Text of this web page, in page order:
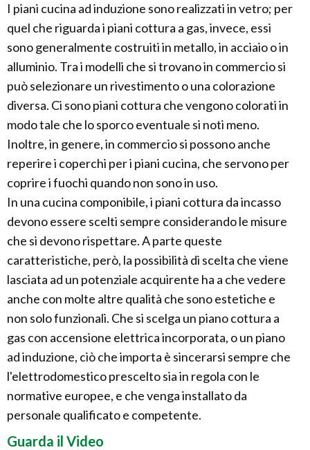
I piani cucina ad induzione sono realizzati in vetro; per
quel che riguarda i piani cottura a gas, invece, essi
sono generalmente costruiti in metallo, in acciaio o in
alluminio. Tra i modelli che si trovano in commercio si
può selezionare un rivestimento o una colorazione
diversa. Ci sono piani cottura che vengono colorati in
modo tale che lo sporco eventuale si noti meno.
Inoltre, in genere, in commercio si possono anche
reperire i coperchi per i piani cucina, che servono per
coprire i fuochi quando non sono in uso.
In una cucina componibile, i piani cottura da incasso
devono essere scelti sempre considerando le misure
che si devono rispettare. A parte queste
caratteristiche, però, la possibilità di scelta che viene
lasciata ad un potenziale acquirente ha a che vedere
anche con molte altre qualità che sono estetiche e
non solo funzionali. Che si scelga un piano cottura a
gas con accensione elettrica incorporata, o un piano
ad induzione, ciò che importa è sincerarsi sempre che
l'elettrodomestico prescelto sia in regola con le
normative europee, e che venga installato da
personale qualificato e competente.
Guarda il Video